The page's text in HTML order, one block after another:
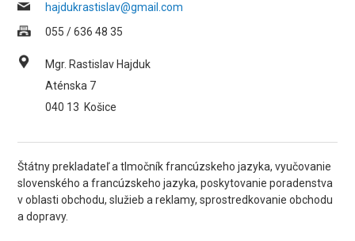
hajdukrastislav@gmail.com
055 / 636 48 35
Mgr. Rastislav Hajduk
Aténska 7
040 13 Košice
Štátny prekladateľ a tlmočník francúzskeho jazyka, vyučovanie
slovenského a francúzskeho jazyka, poskytovanie poradenstva
v oblasti obchodu, služieb a reklamy, sprostredkovanie obchodu
a dopravy.